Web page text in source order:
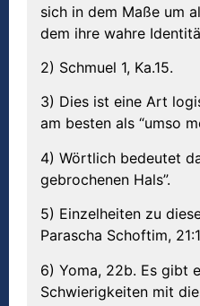
sich in dem Maße um
dem ihre wahre
2) Schmuel 1, Ka.15.
3) Dies ist eine Art
am besten als “umso
4) Wörtlich bedeutet
gebrochenen Hals”.
5) Einzelheiten zu
Parascha Schoftim,
6) Yoma, 22b. Es gibt
Schwierigkeiten mit